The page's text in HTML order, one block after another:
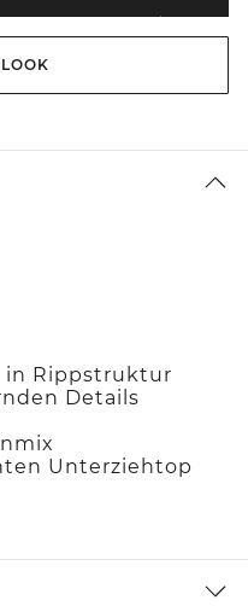
in Rippstruktur
Details
Unterziehtop